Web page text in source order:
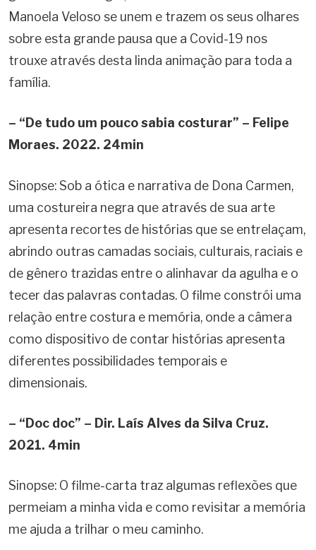
Manoela Veloso se unem e trazem os seus olhares
sobre esta grande pausa que a Covid-19 nos
trouxe através desta linda animação para toda a
família.
– “De tudo um pouco sabia costurar” – Felipe
Moraes. 2022. 24min
Sinopse: Sob a ótica e narrativa de Dona Carmen,
uma costureira negra que através de sua arte
apresenta recortes de histórias que se entrelaçam,
abrindo outras camadas sociais, culturais, raciais e
de gênero trazidas entre o alinhavar da agulha e o
tecer das palavras contadas. O filme constrói uma
relação entre costura e memória, onde a câmera
como dispositivo de contar histórias apresenta
diferentes possibilidades temporais e
dimensionais.
– “Doc doc” – Dir. Laís Alves da Silva Cruz.
2021. 4min
Sinopse: O filme-carta traz algumas reflexões que
permeiam a minha vida e como revisitar a memória
me ajuda a trilhar o meu caminho.